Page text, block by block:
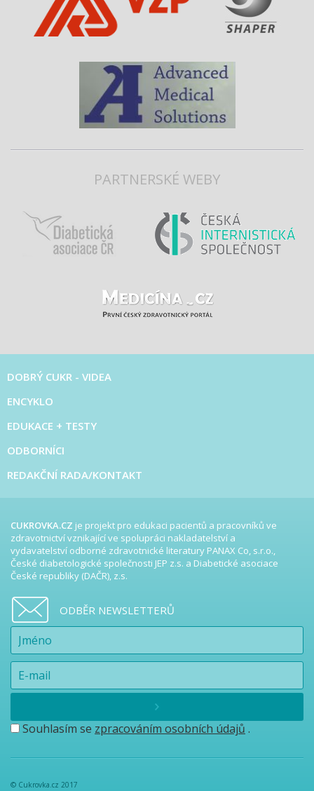
PARTNERSKÉ WEBY
DOBRÝ CUKR - VIDEA
ENCYKLO
EDUKACE + TESTY
ODBORNÍCI
REDAKČNÍ RADA/KONTAKT
CUKROVKA.CZ je projekt pro edukaci pacientů a pracovníků ve
zdravotnictví vznikající ve spolupráci nakladatelství a
vydavatelství odborné zdravotnické literatury PANAX Co, s.r.o.,
České diabetologické společnosti JEP z.s. a Diabetické asociace
České republiky (DAČR), z.s.
ODBĚR NEWSLETTERŮ
Souhlasím se zpracováním osobních údajů .
© Cukrovka.cz 2017